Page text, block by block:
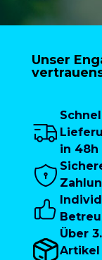
Unser
in 48h
Über
Artikel